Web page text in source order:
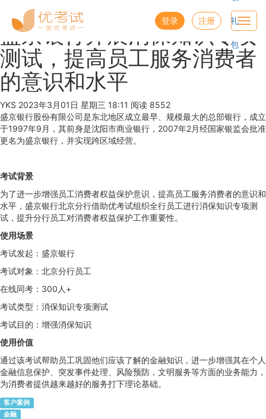
登录 注册 礼
包
盛京银行开展消保知识专项
测试，提高员工服务消费者
的意识和水平
YKS 2023年3月01日 星期三 18:11 阅读 8552
盛京银行股份有限公司是东北地区成立最早、规模最大的总部银行，成立
于1997年9月，其前身是沈阳市商业银行，2007年2月经国家银监会批准
更名为盛京银行，并实现跨区域经营。
考试背景
为了进一步增强员工消费者权益保护意识，提高员工服务消费者的意识和
水平，盛京银行北京分行借助优考试组织全行员工进行消保知识专项测
试，提升分行员工对消费者权益保护工作重要性。
使用场景
考试发起：盛京银行
考试对象：北京分行员工
在线同考：300人+
考试类型：消保知识专项测试
考试目的：增强消保知识
使用价值
通过该考试帮助员工巩固他们应该了解的金融知识，进一步增强其在个人
金融信息保护、突发事件处理、风险预防，文明服务等方面的业务能力，
为消费者提供越来越好的服务打下理论基础。
客户案例
金融